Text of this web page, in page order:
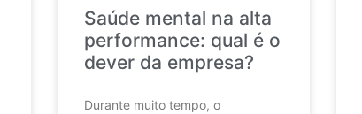
Saúde mental na alta
performance: qual é o
dever da empresa?
Durante muito tempo, o